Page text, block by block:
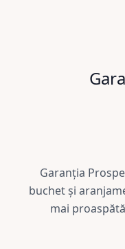
Garanția
buchet și
mai